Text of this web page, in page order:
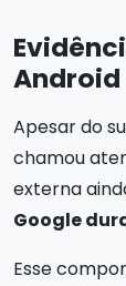
Android
Apesar do
chamou
externa
Google
Esse